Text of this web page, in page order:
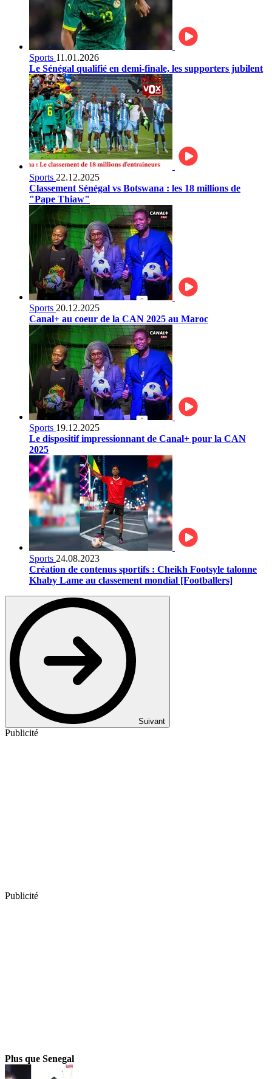
Sports 11.01.2026
Le Sénégal qualifié en demi-finale, les supporters jubilent
Sports 22.12.2025
Classement Sénégal vs Botswana : les 18 millions de
"Pape Thiaw"
Sports 20.12.2025
Canal+ au coeur de la CAN 2025 au Maroc
Sports 19.12.2025
Le dispositif impressionnant de Canal+ pour la CAN
2025
Sports 24.08.2023
Création de contenus sportifs : Cheikh Footsyle talonne
Khaby Lame au classement mondial [Footballers]
Suivant
Publicité
Publicité
Plus que Senegal